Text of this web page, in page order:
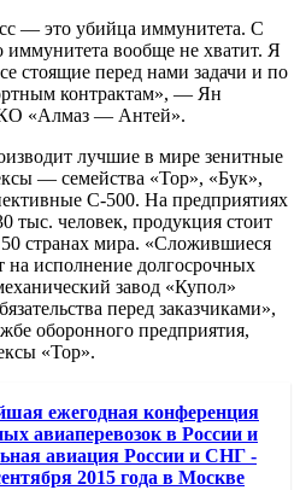
— это убийца иммунитета. С
иммунитета вообще не хватит. Я
стоящие перед нами задачи и по
контрактам», — Ян
«Алмаз — Антей».
лучшие в мире зенитные
— семейства «Тор», «Бук»,
С-500. На предприятиях
тыс. человек, продукция стоит
странах мира. «Сложившиеся
на исполнение долгосрочных
завод «Купол»
перед заказчиками»,
оборонного предприятия,
«Тор».
ежегодная конференция
авиаперевозок в России и
авиация России и СНГ -
2015 года в Москве